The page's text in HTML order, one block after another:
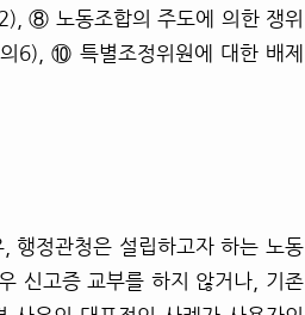
⑧ 노동조합의 주도에 의한 쟁위
6), ⑩ 특별조정위원에 대한 배제
행정관청은 설립하고자 하는 노동
신고증 교부를 하지 않거나, 기존